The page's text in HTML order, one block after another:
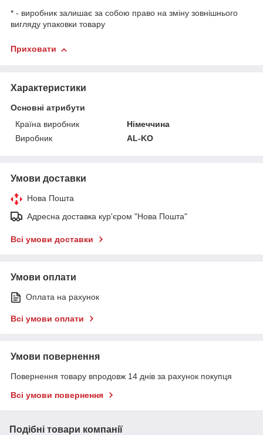
* - виробник залишає за собою право на зміну зовнішнього
вигляду упаковки товару
Приховати
Характеристики
Основні атрибути
Країна виробник
Німеччина
Виробник
AL-KO
Умови доставки
Нова Пошта
Адресна доставка кур'єром "Нова Пошта"
Всі умови доставки
Умови оплати
Оплата на рахунок
Всі умови оплати
Умови повернення
Повернення товару впродовж 14 днів за рахунок покупця
Всі умови повернення
Подібні товари компанії